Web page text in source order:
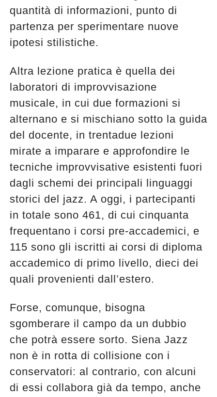
quantità di informazioni, punto di
partenza per sperimentare nuove
ipotesi stilistiche.
Altra lezione pratica è quella dei
laboratori di improvvisazione
musicale, in cui due formazioni si
alternano e si mischiano sotto la guida
del docente, in trentadue lezioni
mirate a imparare e approfondire le
tecniche improvvisative esistenti fuori
dagli schemi dei principali linguaggi
storici del jazz. A oggi, i partecipanti
in totale sono 461, di cui cinquanta
frequentano i corsi pre-accademici, e
115 sono gli iscritti ai corsi di diploma
accademico di primo livello, dieci dei
quali provenienti dall’estero.
Forse, comunque, bisogna
sgomberare il campo da un dubbio
che potrà essere sorto. Siena Jazz
non è in rotta di collisione con i
conservatori: al contrario, con alcuni
di essi collabora già da tempo, anche